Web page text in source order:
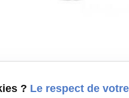
? Le respect de